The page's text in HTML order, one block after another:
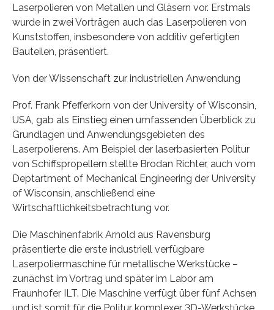
Laserpolieren von Metallen und Gläsern vor. Erstmals
wurde in zwei Vorträgen auch das Laserpolieren von
Kunststoffen, insbesondere von additiv gefertigten
Bauteilen, präsentiert.
Von der Wissenschaft zur industriellen Anwendung
Prof. Frank Pfefferkorn von der University of Wisconsin,
USA, gab als Einstieg einen umfassenden Überblick zu
Grundlagen und Anwendungsgebieten des
Laserpolierens. Am Beispiel der laserbasierten Politur
von Schiffspropellern stellte Brodan Richter, auch vom
Deptartment of Mechanical Engineering der University
of Wisconsin, anschließend eine
Wirtschaftlichkeitsbetrachtung vor.
Die Maschinenfabrik Arnold aus Ravensburg
präsentierte die erste industriell verfügbare
Laserpoliermaschine für metallische Werkstücke –
zunächst im Vortrag und später im Labor am
Fraunhofer ILT. Die Maschine verfügt über fünf Achsen
und ist somit für die Politur komplexer 3D-Werkstücke